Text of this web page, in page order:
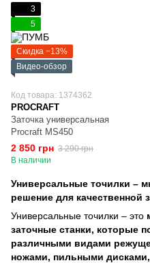
3
5
Скидка −13%
Видео-обзор
Код товара: 1374362
PROCRAFT
Заточка универсальная
Procraft MS450
2 850 грн 3 290 грн
В наличии
Универсальные точилки –
решение для качественной
Универсальные точилки – это
заточные станки, которые
различными видами
ножами, пильными